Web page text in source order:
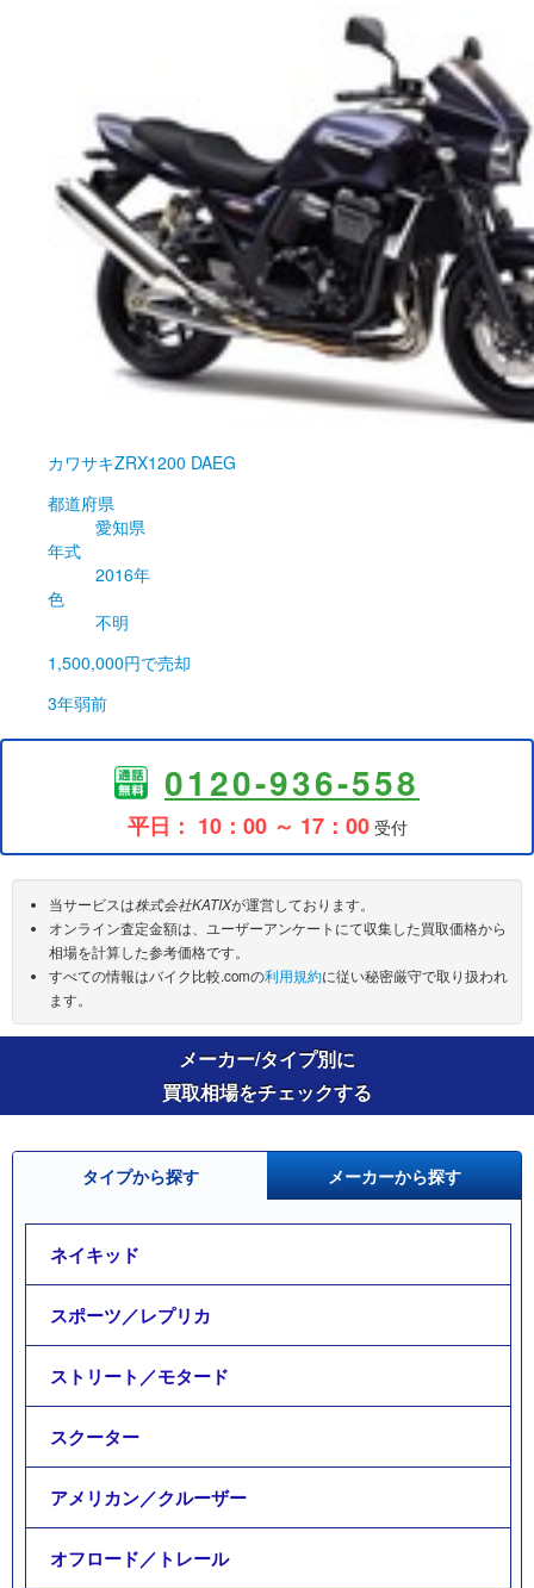
カワサキZRX1200 DAEG
都道府県
愛知県
年式
2016年
色
不明
1,500,000円で売却
3年弱前
0120-936-558
平日： 10：00 ～ 17：00受付
当サービスは株式会社KATIXが運営しております。
オンライン査定金額は、ユーザーアンケートにて収集した買取価格から
相場を計算した参考価格です。
すべての情報はバイク比較.comの利用規約に従い秘密厳守で取り扱われ
ます。
メーカー/タイプ別に
買取相場をチェックする
タイプから探す メーカーから探す
ネイキッド
スポーツ／レプリカ
ストリート／モタード
スクーター
アメリカン／クルーザー
オフロード／トレール